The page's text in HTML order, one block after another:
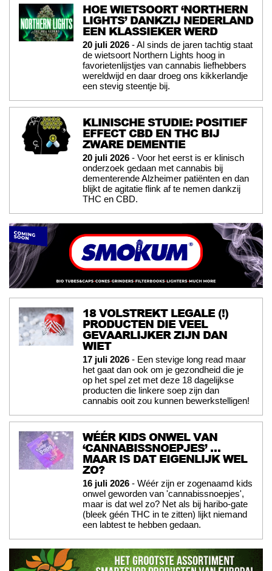
HOE WIETSOORT ‘NORTHERN
LIGHTS’ DANKZIJ NEDERLAND
EEN KLASSIEKER WERD
20 juli 2026 - Al sinds de jaren tachtig staat
de wietsoort Northern Lights hoog in
favorietenlijstjes van cannabis liefhebbers
wereldwijd en daar droeg ons kikkerlandje
een stevig steentje bij.
KLINISCHE STUDIE: POSITIEF
EFFECT CBD EN THC BIJ
ZWARE DEMENTIE
20 juli 2026 - Voor het eerst is er klinisch
onderzoek gedaan met cannabis bij
dementerende Alzheimer patiënten en dan
blijkt de agitatie flink af te nemen dankzij
THC en CBD.
18 VOLSTREKT LEGALE (!)
PRODUCTEN DIE VEEL
GEVAARLIJKER ZIJN DAN
WIET
17 juli 2026 - Een stevige long read maar
het gaat dan ook om je gezondheid die je
op het spel zet met deze 18 dagelijkse
producten die linkere soep zijn dan
cannabis ooit zou kunnen bewerkstelligen!
WÉÉR KIDS ONWEL VAN
‘CANNABISSNOEPJES’ …
MAAR IS DAT EIGENLIJK WEL
ZO?
16 juli 2026 - Wéér zijn er zogenaamd kids
onwel geworden van 'cannabissnoepjes',
maar is dat wel zo? Net als bij haribo-gate
(bleek géén THC in te zitten) lijkt niemand
een labtest te hebben gedaan.